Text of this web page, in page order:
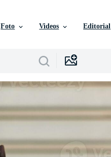
Foto Videos Editorial